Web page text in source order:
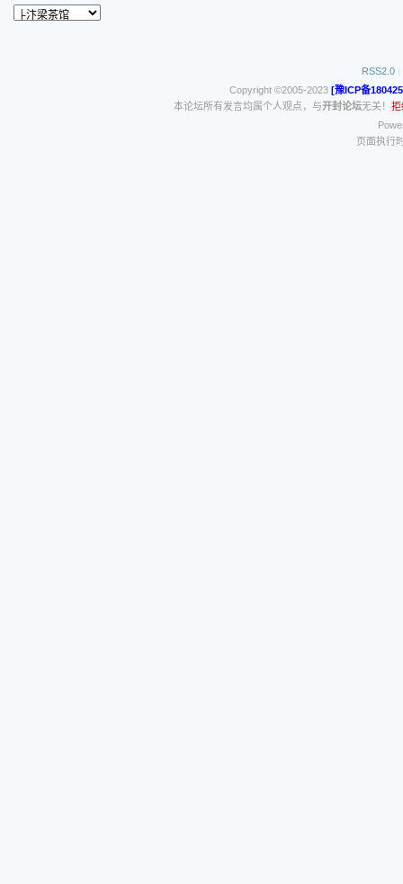
RSS2.0 |
Copyright ©2005-2023 [豫ICP备
本论坛所有发言均属个人观点，与开封论坛无关！ 拒
页面执行